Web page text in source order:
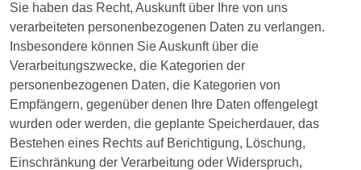
Sie haben das Recht, Auskunft über Ihre von uns
verarbeiteten personenbezogenen Daten zu verlangen.
Insbesondere können Sie Auskunft über die
Verarbeitungszwecke, die Kategorien der
personenbezogenen Daten, die Kategorien von
Empfängern, gegenüber denen Ihre Daten offengelegt
wurden oder werden, die geplante Speicherdauer, das
Bestehen eines Rechts auf Berichtigung, Löschung,
Einschränkung der Verarbeitung oder Widerspruch,